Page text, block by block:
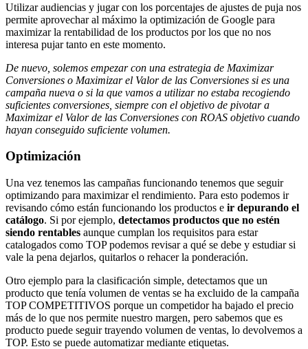
Utilizar audiencias y jugar con los porcentajes de ajustes de puja nos
permite aprovechar al máximo la optimización de Google para
maximizar la rentabilidad de los productos por los que no nos
interesa pujar tanto en este momento.
De nuevo, solemos empezar con una estrategia de Maximizar
Conversiones o Maximizar el Valor de las Conversiones si es una
campaña nueva o si la que vamos a utilizar no estaba recogiendo
suficientes conversiones, siempre con el objetivo de pivotar a
Maximizar el Valor de las Conversiones con ROAS objetivo cuando
hayan conseguido suficiente volumen.
Optimización
Una vez tenemos las campañas funcionando tenemos que seguir
optimizando para maximizar el rendimiento. Para esto podemos ir
revisando cómo están funcionando los productos e ir depurando el
catálogo. Si por ejemplo, detectamos productos que no estén
siendo rentables aunque cumplan los requisitos para estar
catalogados como TOP podemos revisar a qué se debe y estudiar si
vale la pena dejarlos, quitarlos o rehacer la ponderación.
Otro ejemplo para la clasificación simple, detectamos que un
producto que tenía volumen de ventas se ha excluido de la campaña
TOP COMPETITIVOS porque un competidor ha bajado el precio
más de lo que nos permite nuestro margen, pero sabemos que es
producto puede seguir trayendo volumen de ventas, lo devolvemos a
TOP. Esto se puede automatizar mediante etiquetas.